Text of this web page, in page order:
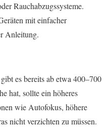
Rauchabzugssysteme.
mit einfacher
Anleitung.
es bereits ab etwa 400–700
hat, sollte ein höheres
wie Autofokus, höhere
nicht verzichten zu müssen.